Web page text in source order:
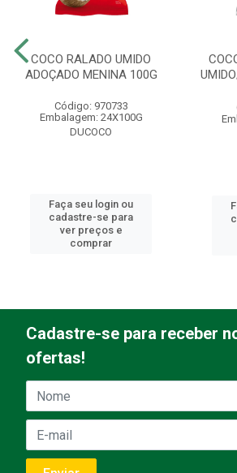
COCO RALADO UMIDO
ADOÇADO MENINA 100G
Código: 970733
Embalagem: 24X100G
DUCOCO
Faça seu login ou
cadastre-se para
ver preços e
comprar
Cadastre-se para receber
ofertas!